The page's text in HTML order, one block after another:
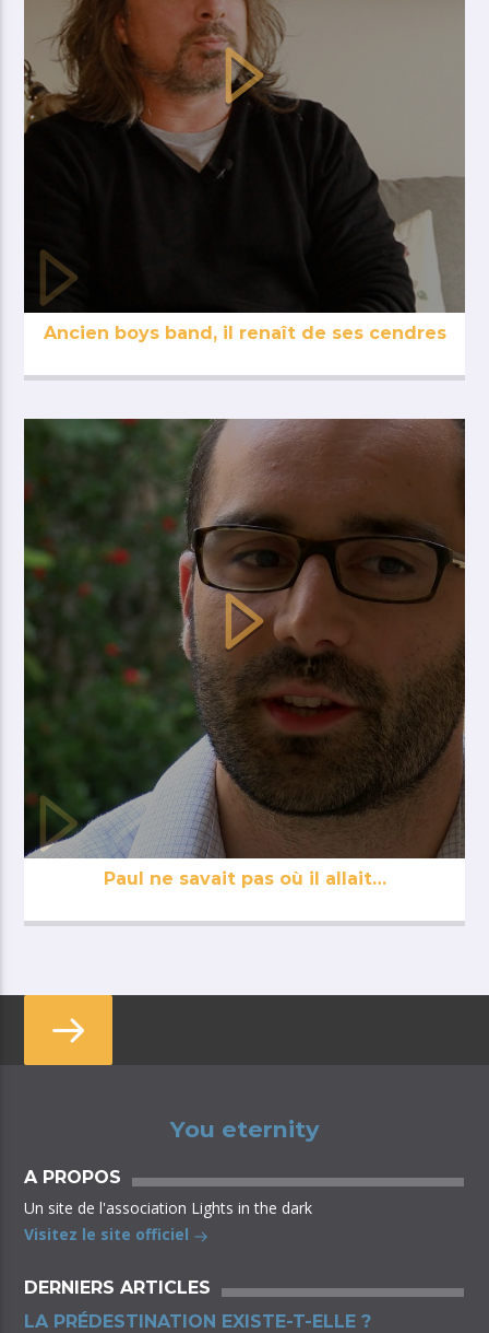
Ancien boys band, il renaît de ses cendres
Paul ne savait pas où il allait…
You eternity
A PROPOS
Un site de l'association Lights in the dark
Visitez le site officiel
DERNIERS ARTICLES
LA PRÉDESTINATION EXISTE-T-ELLE ?